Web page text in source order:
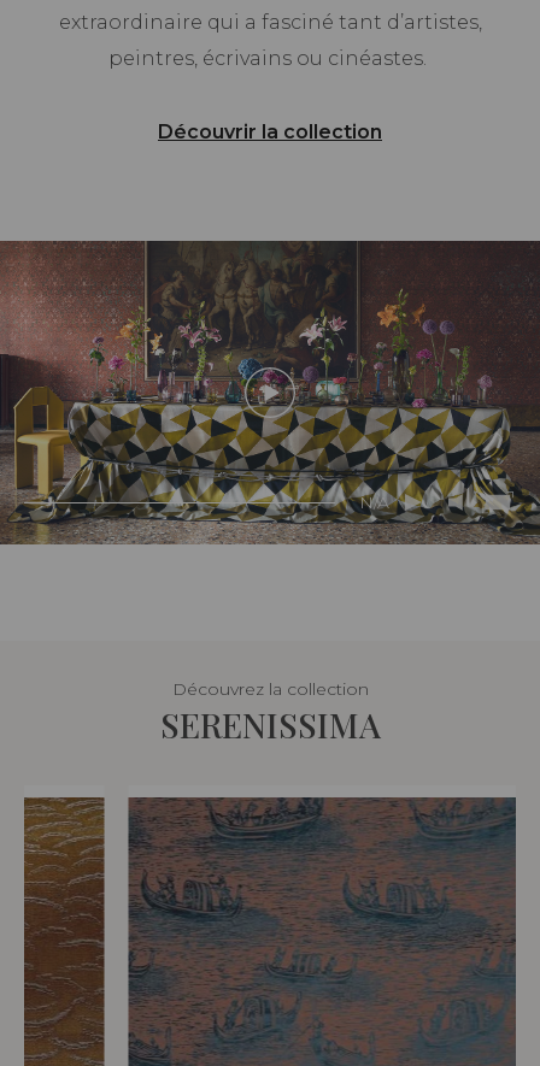
extraordinaire qui a fasciné tant d’artistes,
peintres, écrivains ou cinéastes.
Découvrir la collection
N/A
Découvrez la collection
SERENISSIMA